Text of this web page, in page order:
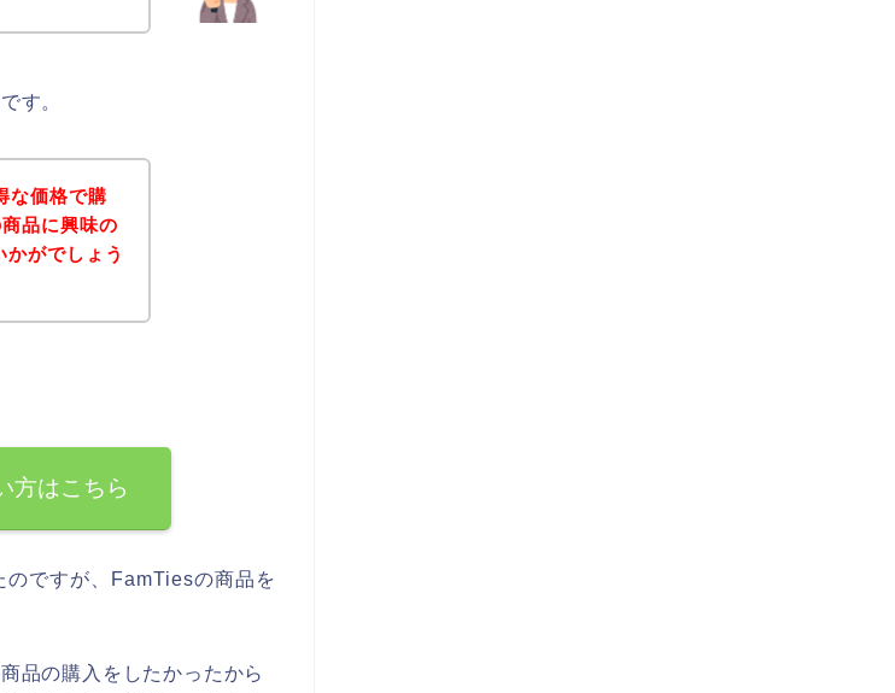
す。
な価格で購
品に興味の
がでしょう
方はこちら
ですが、FamTiesの商品を
品の購入をしたかったから